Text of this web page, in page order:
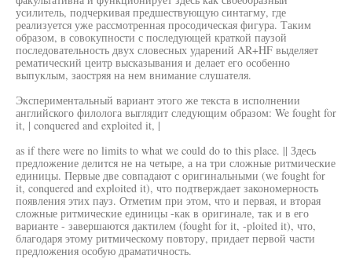
усилитель, подчеркивая предшествующую синтагму, где
реализуется уже рассмотренная просодическая фигура. Таким
образом, в совокупности с последующей краткой паузой
последовательность двух словесных ударений AR+HF выделяет
рематический цеитр высказывания и делает его особенно
выпуклым, заостряя на нем внимание слушателя.
Экспериментальный вариант этого же текста в исполнении
английского филолога выглядит следующим образом: We fought for
it, | conquered and exploited it, |
as if there were no limits to what we could do to this place. || Здесь
предложение делится не на четыре, а на три сложные ритмические
единицы. Первые две совпадают с оригинальными (we fought for
it, conquered and exploited it), что подтверждает закономерность
появления этих пауз. Отметим при этом, что и первая, и вторая
сложные ритмические единицы -как в оригинале, так и в его
варианте - завершаются дактилем (fought for it, -ploited it), что,
благодаря этому ритмическому повтору, придает первой части
предложения особую драматичность.